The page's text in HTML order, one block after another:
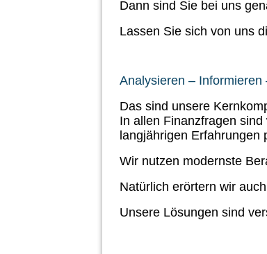
Dann sind Sie bei uns
Lassen Sie sich von uns
Analysieren – Informieren
Das sind unsere
In allen Finanzfragen
langjährigen Erfahrungen
Wir nutzen modernste
Natürlich erörtern wir
Unsere Lösungen sind